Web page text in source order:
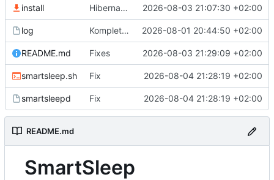
install Hibernate mit Zeitstempel 2026-08-03 21:07:30 +02:00
log Komplette Überarbeitung 2026-08-01 20:44:50 +02:00
README.md Fixes 2026-08-03 21:29:09 +02:00
smartsleep.sh Fix 2026-08-04 21:28:19 +02:00
smartsleepd Fix 2026-08-04 21:28:19 +02:00
README.md
SmartSleep